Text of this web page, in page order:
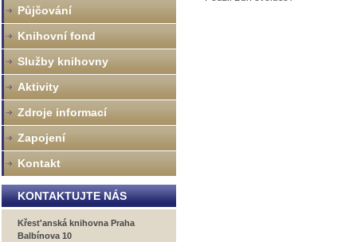
Půjčování
Knihovní fond
Služby knihovny
Aktivity
Zdroje informací
Zapojení
Kontakt
KONTAKTUJTE NÁS
Křest'anská knihovna Praha
Balbínova 10